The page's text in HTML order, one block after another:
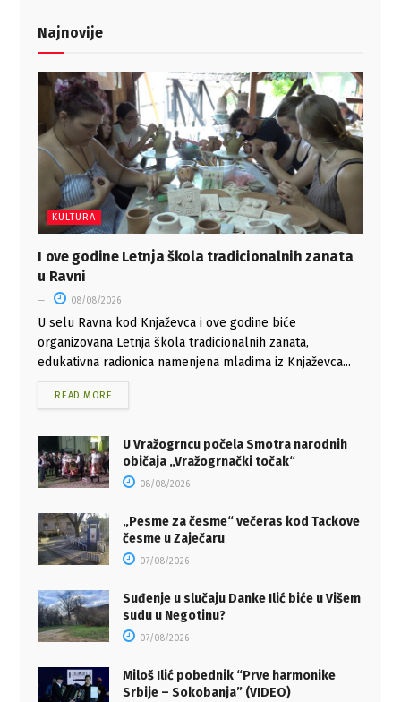
Najnovije
KULTURA
I ove godine Letnja škola tradicionalnih zanata
u Ravni
08/08/2026
U selu Ravna kod Knjaževca i ove godine biće
organizovana Letnja škola tradicionalnih zanata,
edukativna radionica namenjena mladima iz Knjaževca...
READ MORE
U Vražogrncu počela Smotra narodnih
običaja „Vražogrnački točak“
08/08/2026
„Pesme za česme“ večeras kod Tackove
česme u Zaječaru
07/08/2026
Suđenje u slučaju Danke Ilić biće u Višem
sudu u Negotinu?
07/08/2026
Miloš Ilić pobednik “Prve harmonike
Srbije – Sokobanja” (VIDEO)